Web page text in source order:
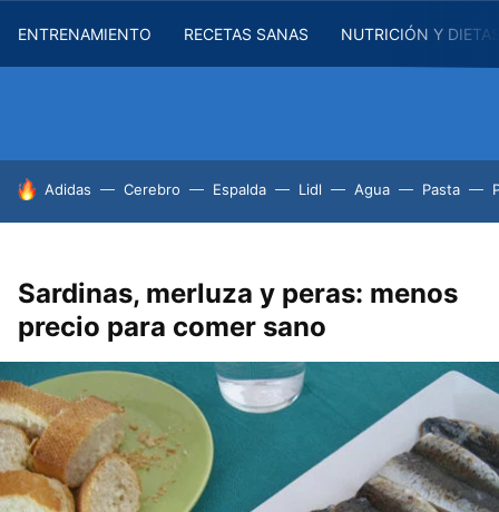
ENTRENAMIENTO RECETAS SANAS NUTRICIÓN Y
HOY SE HABLA DE
Adidas Cerebro Espalda Lidl Agua Pasta
Sardinas, merluza y peras: menos
precio para comer sano